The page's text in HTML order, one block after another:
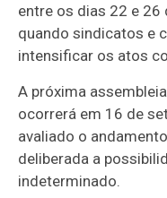
entre os dias 22 e 26
quando sindicatos e
intensificar os atos
A próxima
ocorrerá em 16 de
avaliado o
deliberada a
indeterminado.